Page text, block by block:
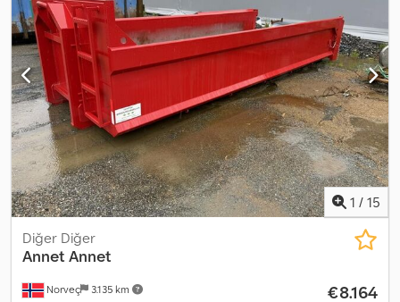
transport Please contact ATS Norway for further information.
1 / 15
Norveç 3.135 km
Diğer Diğer
Annet Annet
€8.164